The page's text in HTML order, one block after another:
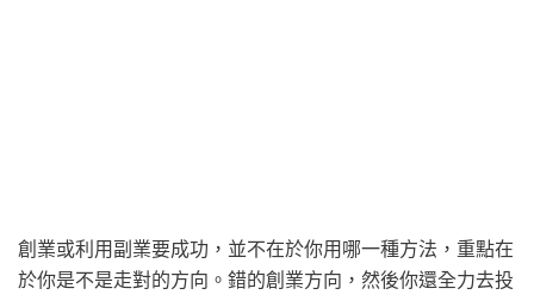
創業或利用副業要成功，並不在於你用哪一種方法，重點在
於你是不是走對的方向。錯的創業方向，然後你還全力去投